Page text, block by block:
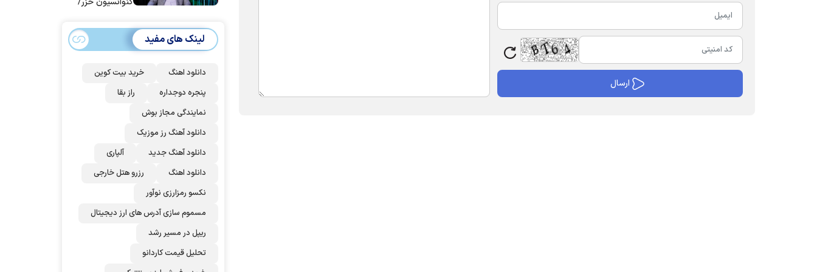
می‌شود؟!
لینک های مفید
دانلود اهنگ
خرید بیت کوین
پنجره دوجداره
راز بقا
نمایندگی مجاز بوش
دانلود آهنگ رز‌ موزیک
دانلود آهنگ جدید
آلپاری
دانلود اهنگ
رزرو هتل خارجی
نکسو رمزارزی نوآور
مسموم سازی آدرس های ارز دیجیتال
ریپل در مسیر رشد
تحلیل قیمت کاردانو